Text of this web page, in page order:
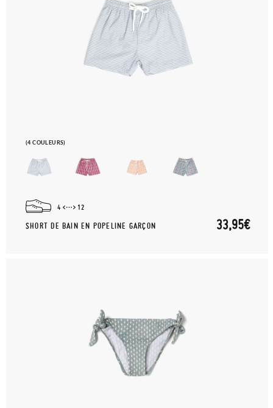
(4 COULEURS)
4 12
SHORT DE BAIN EN POPELINE GARÇON 33,95€